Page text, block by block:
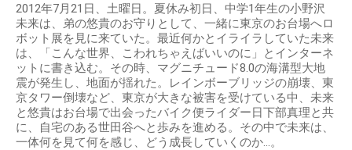
2012年7月21日、土曜日。夏休み初日、中学1年生の小野沢
未来は、弟の悠貴のお守りとして、一緒に東京のお台場へロ
ボット展を見に来ていた。最近何かとイライラしていた未来
は、「こんな世界、こわれちゃえばいいのに」とインターネ
ットに書き込む。その時、マグニチュード8.0の海溝型大地
震が発生し、地面が揺れた。レインボーブリッジの崩壊、東
京タワー倒壊など、東京が大きな被害を受けている中、未来
と悠貴はお台場で出会ったバイク便ライダー日下部真理と共
に、自宅のある世田谷へと歩みを進める。その中で未来は、
一体何を見て何を感じ、どう成長していくのか...。